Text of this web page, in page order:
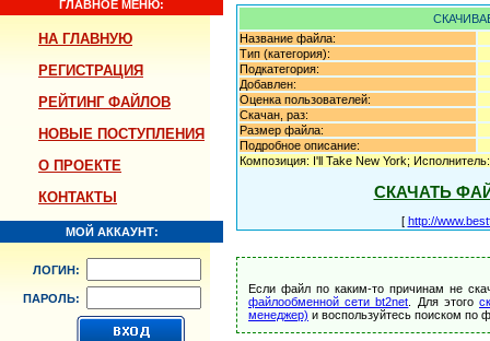
ГЛАВНОЕ МЕНЮ:
НА ГЛАВНУЮ
РЕГИСТРАЦИЯ
РЕЙТИНГ ФАЙЛОВ
НОВЫЕ ПОСТУПЛЕНИЯ
О ПРОЕКТЕ
КОНТАКТЫ
МОЙ АККАУНТ:
ЛОГИН:
ПАРОЛЬ:
Название файла:
Тип (категория):
Подкатегория:
Добавлен:
Оценка пользователей:
Скачан, раз:
Размер файла:
Подробное описание:
Композиция: I'll Take New York;
СКАЧАТЬ
[ http://
Если файл по каким-то причинам не
файлообменной сети bt2net . Для этого
менеджер) и воспользуйтесь поиском по